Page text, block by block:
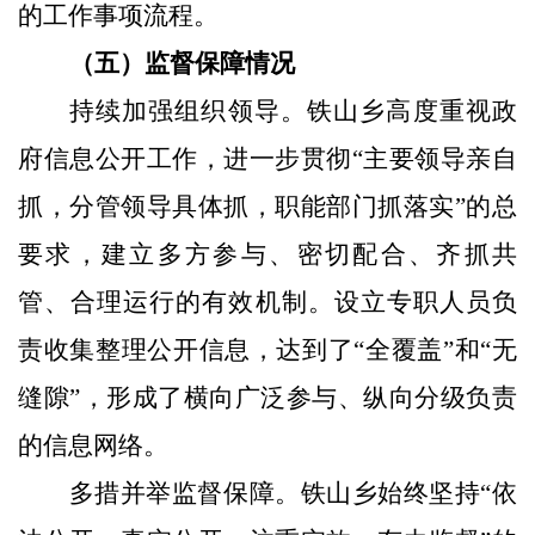
的工作事项流程。
（五） 监督保障情况
持续加强组织领导。 铁山乡高度重视政
府信息公开工作，进一步贯彻“主要领导亲自
抓，分管领导具体抓，职能部门抓落实”的总
要求，建立多方参与、密切配合、齐抓共
管、合理运行的有效机制。设立专职人员负
责收集整理公开信息，达到了“全覆盖”和“无
缝隙”，形成了横向广泛参与、纵向分级负责
的信息网络。
多措并举监督保障。铁山乡始终坚持“依